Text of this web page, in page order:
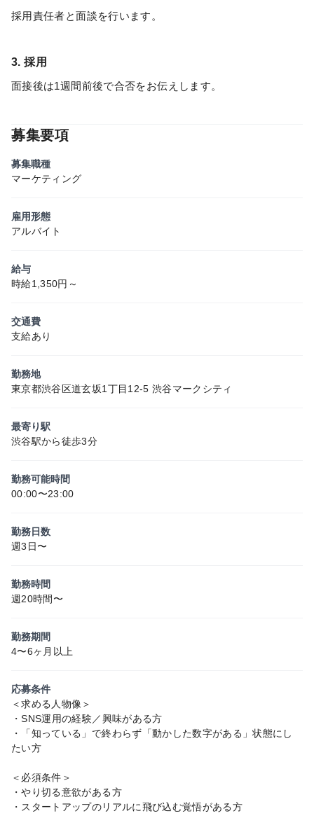
採用責任者と面談を行います。
3. 採用
面接後は1週間前後で合否をお伝えします。
募集要項
募集職種
マーケティング
雇用形態
アルバイト
給与
時給1,350円～
交通費
支給あり
勤務地
東京都渋谷区道玄坂1丁目12-5 渋谷マークシティ
最寄り駅
渋谷駅から徒歩3分
勤務可能時間
00:00〜23:00
勤務日数
週3日〜
勤務時間
週20時間〜
勤務期間
4〜6ヶ月以上
応募条件
＜求める人物像＞
・SNS運用の経験／興味がある方
・「知っている」で終わらず「動かした数字がある」状態にし
たい方
＜必須条件＞
・やり切る意欲がある方
・スタートアップのリアルに飛び込む覚悟がある方